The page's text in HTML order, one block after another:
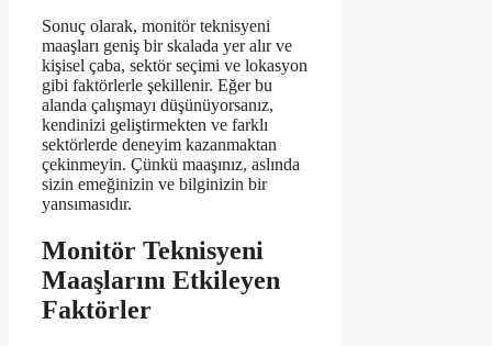
Sonuç olarak, monitör teknisyeni
maaşları geniş bir skalada yer alır ve
kişisel çaba, sektör seçimi ve lokasyon
gibi faktörlerle şekillenir. Eğer bu
alanda çalışmayı düşünüyorsanız,
kendinizi geliştirmekten ve farklı
sektörlerde deneyim kazanmaktan
çekinmeyin. Çünkü maaşınız, aslında
sizin emeğinizin ve bilginizin bir
yansımasıdır.
Monitör Teknisyeni
Maaşlarını Etkileyen
Faktörler